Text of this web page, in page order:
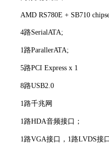
AMD RS780E + SB710
4路SerialATA;
1路ParallerATA;
5路PCI Express x 1
8路USB2.0
1路千兆网
1路HDA音频接口；
1路VGA接口，1路LVDS接